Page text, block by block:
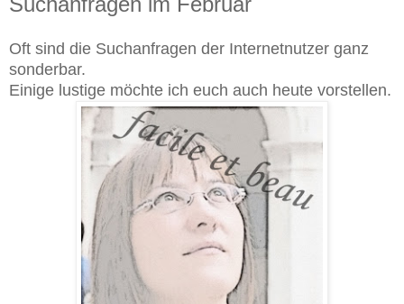
Oft sind die Suchanfragen der Internetnutzer ganz
sonderbar.
Einige lustige möchte ich euch auch heute vorstellen.